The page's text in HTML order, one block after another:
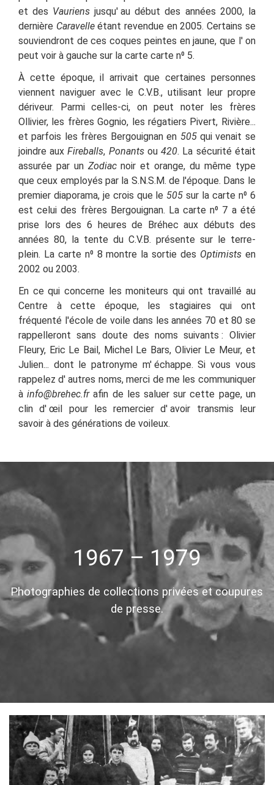
et des Vauriens jusqu' au début des années 2000, la
dernière Caravelleétant revendue en 2005. Certains se
souviendront de ces coques peintes en jaune, que l' on
peut voir à gauche sur la carte carte n⁰ 5.
À cette époque, il arrivait que certaines personnes
viennent naviguer avec le C.V.B., utilisant leur propre
dériveur. Parmi celles-ci, on peut noter les frères
Ollivier, les frères Gognio, les régatiers Pivert, Rivière...
et parfois les frères Bergouignan en 505qui venait se
joindre auxFireballs, Ponantsou420. La sécurité était
assurée par un Zodiacnoir et orange, du même type
que ceux employés par la S.N.S.M. de l'époque. Dans le
premier diaporama, je crois que le 505 sur la carte n⁰ 6
est celui des frères Bergouignan. La carte n⁰ 7 a été
prise lors des 6 heures de Bréhec aux débuts des
années 80, la tente du C.V.B. présente sur le terre-
plein. La carte n⁰ 8 montre la sortie des Optimistsen
2002 ou 2003.
En ce qui concerne les moniteurs qui ont travaillé au
Centre à cette époque, les stagiaires qui ont
fréquenté l'école de voile dans les années 70 et 80 se
rappelleront sans doute des noms suivants : Olivier
Fleury, Eric Le Bail, Michel Le Bars, Olivier Le Meur, et
Julien... dont le patronyme m' échappe. Si vous vous
rappelez d' autres noms, merci de me les communiquer
àinfo@brehec.frafin de les saluer sur cette page, un
clin d' œil pour les remercier d' avoir transmis leur
savoir à des générations de voileux.
1967 – 1979
Photographies de collections privées et coupures
de presse.